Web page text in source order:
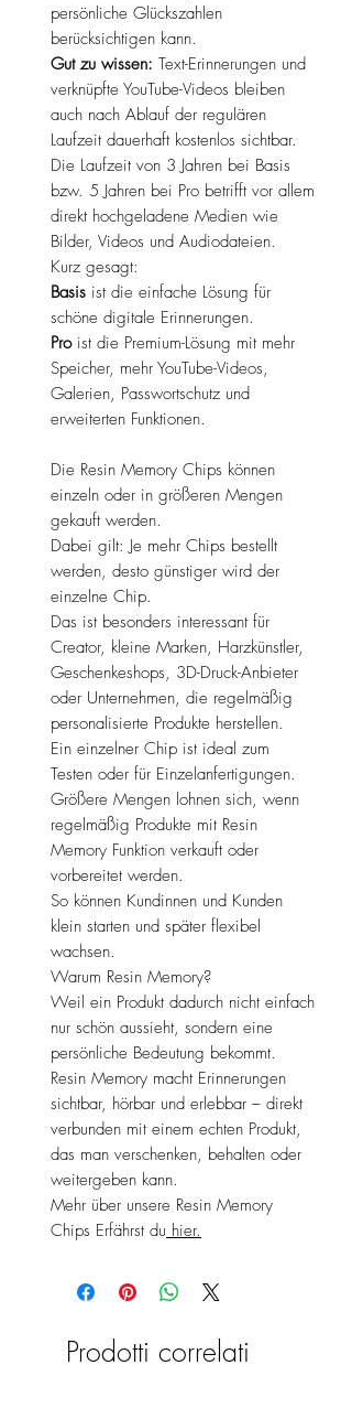
persönliche Glückszahlen
berücksichtigen kann.
Gut zu wissen: Text-Erinnerungen und
verknüpfte YouTube-Videos bleiben
auch nach Ablauf der regulären
Laufzeit dauerhaft kostenlos sichtbar.
Die Laufzeit von 3 Jahren bei Basis
bzw. 5 Jahren bei Pro betrifft vor allem
direkt hochgeladene Medien wie
Bilder, Videos und Audiodateien.
Kurz gesagt:
Basis ist die einfache Lösung für
schöne digitale Erinnerungen.
Proist die Premium-Lösung mit mehr
Speicher, mehr YouTube-Videos,
Galerien, Passwortschutz und
erweiterten Funktionen.
Die Resin Memory Chips können
einzeln oder in größeren Mengen
gekauft werden.
Dabei gilt: Je mehr Chips bestellt
werden, desto günstiger wird der
einzelne Chip.
Das ist besonders interessant für
Creator, kleine Marken, Harzkünstler,
Geschenkeshops, 3D-Druck-Anbieter
oder Unternehmen, die regelmäßig
personalisierte Produkte herstellen.
Ein einzelner Chip ist ideal zum
Testen oder für Einzelanfertigungen.
Größere Mengen lohnen sich, wenn
regelmäßig Produkte mit Resin
Memory Funktion verkauft oder
vorbereitet werden.
So können Kundinnen und Kunden
klein starten und später flexibel
wachsen.
Warum Resin Memory?
Weil ein Produkt dadurch nicht einfach
nur schön aussieht, sondern eine
persönliche Bedeutung bekommt.
Resin Memory macht Erinnerungen
sichtbar, hörbar und erlebbar – direkt
verbunden mit einem echten Produkt,
das man verschenken, behalten oder
weitergeben kann.
Mehr über unsere Resin Memory
Chips Erfährst du hier.
Prodotti correlati